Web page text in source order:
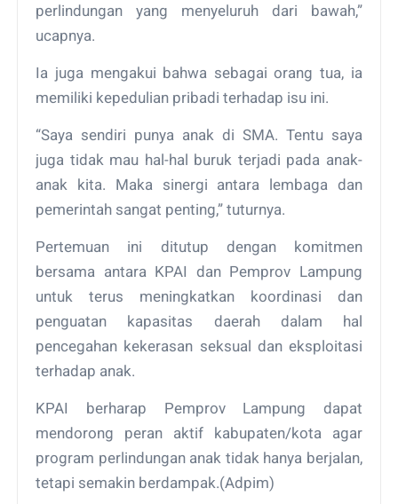
perlindungan yang menyeluruh dari bawah,”
ucapnya.
Ia juga mengakui bahwa sebagai orang tua, ia
memiliki kepedulian pribadi terhadap isu ini.
“Saya sendiri punya anak di SMA. Tentu saya
juga tidak mau hal-hal buruk terjadi pada anak-
anak kita. Maka sinergi antara lembaga dan
pemerintah sangat penting,” tuturnya.
Pertemuan ini ditutup dengan komitmen
bersama antara KPAI dan Pemprov Lampung
untuk terus meningkatkan koordinasi dan
penguatan kapasitas daerah dalam hal
pencegahan kekerasan seksual dan eksploitasi
terhadap anak.
KPAI berharap Pemprov Lampung dapat
mendorong peran aktif kabupaten/kota agar
program perlindungan anak tidak hanya berjalan,
tetapi semakin berdampak.(Adpim)